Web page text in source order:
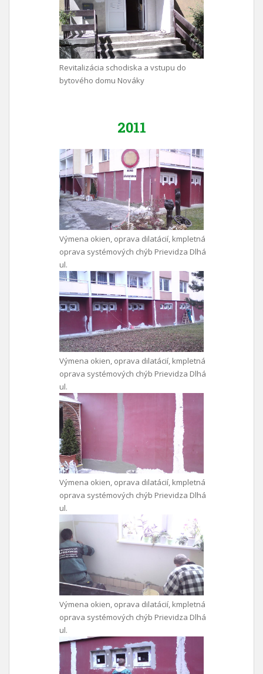
Revitalizácia schodiska a vstupu do
bytového domu Nováky
2011
Výmena okien, oprava dilatácií, kmpletná
oprava systémových chýb Prievidza Dlhá
ul.
Výmena okien, oprava dilatácií, kmpletná
oprava systémových chýb Prievidza Dlhá
ul.
Výmena okien, oprava dilatácií, kmpletná
oprava systémových chýb Prievidza Dlhá
ul.
Výmena okien, oprava dilatácií, kmpletná
oprava systémových chýb Prievidza Dlhá
ul.